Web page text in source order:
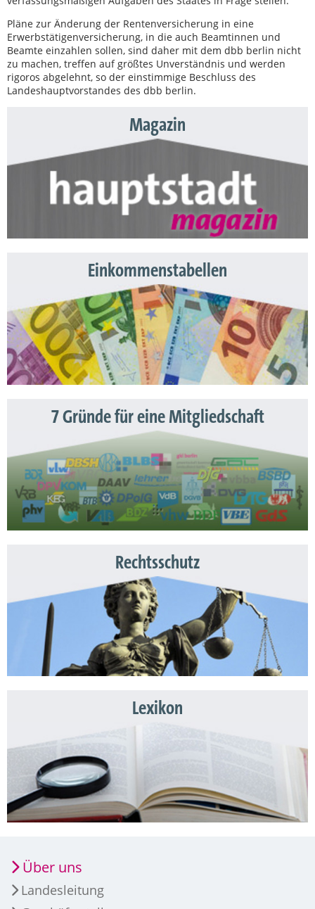
Pläne zur Änderung der Rentenversicherung in eine
Erwerbstätigenversicherung, in die auch Beamtinnen und
Beamte einzahlen sollen, sind daher mit dem dbb berlin nicht
zu machen, treffen auf größtes Unverständnis und werden
rigoros abgelehnt, so der einstimmige Beschluss des
Landeshauptvorstandes des dbb berlin.
Magazin
Einkommenstabellen
7 Gründe für eine Mitgliedschaft
Rechtsschutz
Lexikon
Über uns
Landesleitung